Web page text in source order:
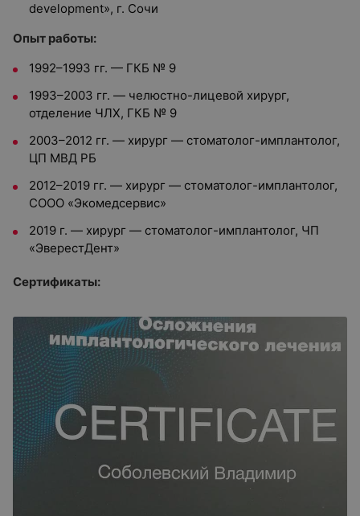
development», г. Сочи
Опыт работы:
1992–1993 гг. — ГКБ № 9
1993–2003 гг. — челюстно-лицевой хирург,
отделение ЧЛХ, ГКБ № 9
2003–2012 гг. — хирург — стоматолог-имплантолог,
ЦП МВД РБ
2012–2019 гг. — хирург — стоматолог-имплантолог,
СООО «Экомедсервис»
2019 г. — хирург — стоматолог-имплантолог, ЧП
«ЭверестДент»
Сертификаты: